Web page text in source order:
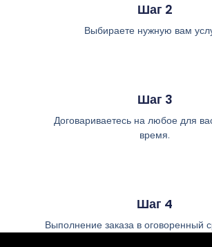
Шаг 2
Выбираете нужную вам
Шаг 3
Договариваетесь на любое для
время.
Шаг 4
Выполнение заказа в оговоренный